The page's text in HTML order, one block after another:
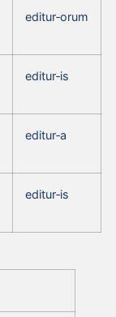
editur‑orum
editur‑is
editur‑a
editur‑is